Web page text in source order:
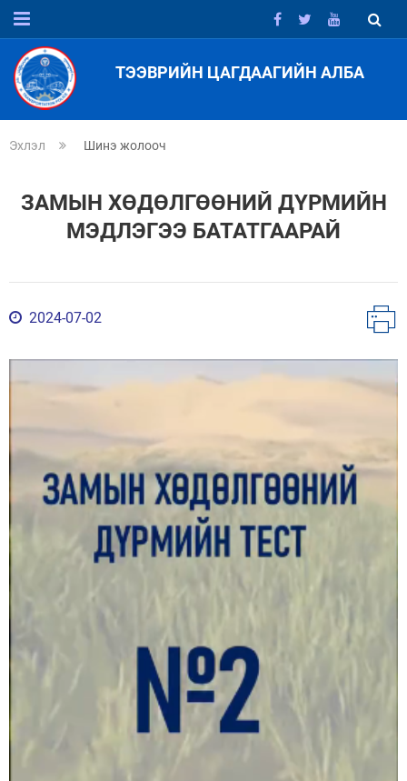
ТЭЭВРИЙН ЦАГДААГИЙН АЛБА
Эхлэл Шинэ жолооч
ЗАМЫН ХӨДӨЛГӨӨНИЙ ДҮРМИЙН
МЭДЛЭГЭЭ БАТАТГААРАЙ
2024-07-02